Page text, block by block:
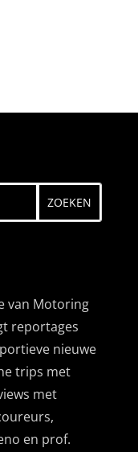
van Motoring
reportages
nieuwe
trips met
met
en prof.